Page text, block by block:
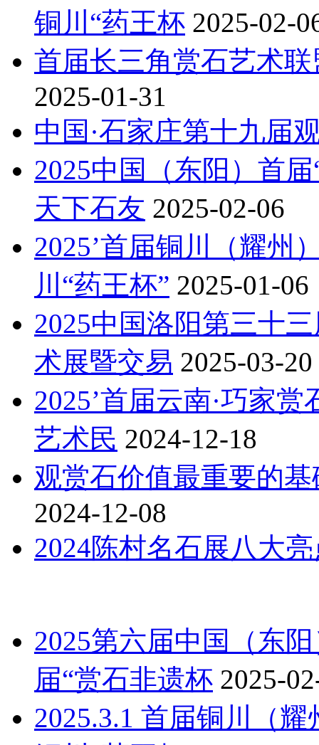
铜川“药王杯 2025-02-
首届长三角赏石艺术
2025-01-31
中国·石家庄第十九届
2025中国（东阳）首
天下石友 2025-02-06
2025’首届铜川（耀州
川“药王杯” 2025-01-06
2025中国洛阳第三十
术展暨交易 2025-03-20
2025’首届云南·巧家
艺术民 2024-12-18
观赏石价值最重要的基
2024-12-08
2024陈村名石展八大
2025第六届中国（东
届“赏石非遗杯 2025-
2025.3.1 首届铜川（